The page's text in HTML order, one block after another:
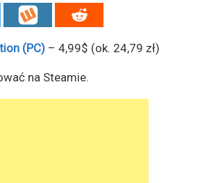
(PC) – 4,99$ (ok. 24,79 zł)
na Steamie.